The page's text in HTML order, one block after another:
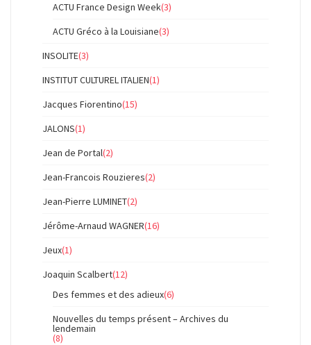
ACTU France Design Week(3)
ACTU Gréco à la Louisiane(3)
INSOLITE(3)
INSTITUT CULTUREL ITALIEN(1)
Jacques Fiorentino(15)
JALONS(1)
Jean de Portal(2)
Jean-Francois Rouzieres(2)
Jean-Pierre LUMINET(2)
Jérôme-Arnaud WAGNER(16)
Jeux(1)
Joaquin Scalbert(12)
Des femmes et des adieux(6)
Nouvelles du temps présent – Archives du
lendemain
(8)